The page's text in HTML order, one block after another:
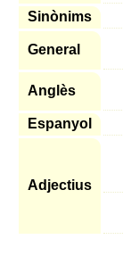
Sinònims
General
Anglès
Espanyol
Adjectius